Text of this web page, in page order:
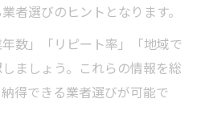
者選びのヒントとなります。
数」「リピート率」「地域で
ましょう。これらの情報を総
得できる業者選びが可能で